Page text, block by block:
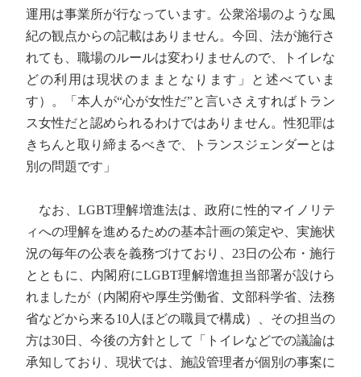
運用は事業所が行なっています。公衆浴場のような風
紀の観点からの記載はありません。今回、法が施行さ
れても、職場のルールは変わりませんので、トイレな
どの利用は現状のままとなります」と述べていま
す）。「本人が“心が女性だ”と言いさえすればトラン
ス女性だと認められるわけではありません。性犯罪は
きちんと取り締まるべきで、トランスジェンダーとは
別の問題です」
なお、LGBT理解増進法は、政府に性的マイノリテ
ィへの理解を進めるための基本計画の策定や、実施状
況の毎年の公表を義務づけており、23日の公布・施行
とともに、内閣府にLGBT理解増進担当部署が設けら
れましたが（内閣府や厚生労働省、文部科学省、法務
省などから来る10人ほどの職員で構成）、その担当の
方は30日、今後の方針として「トイレなどでの議論は
承知しており、現状では、施設管理者が個別の事案に